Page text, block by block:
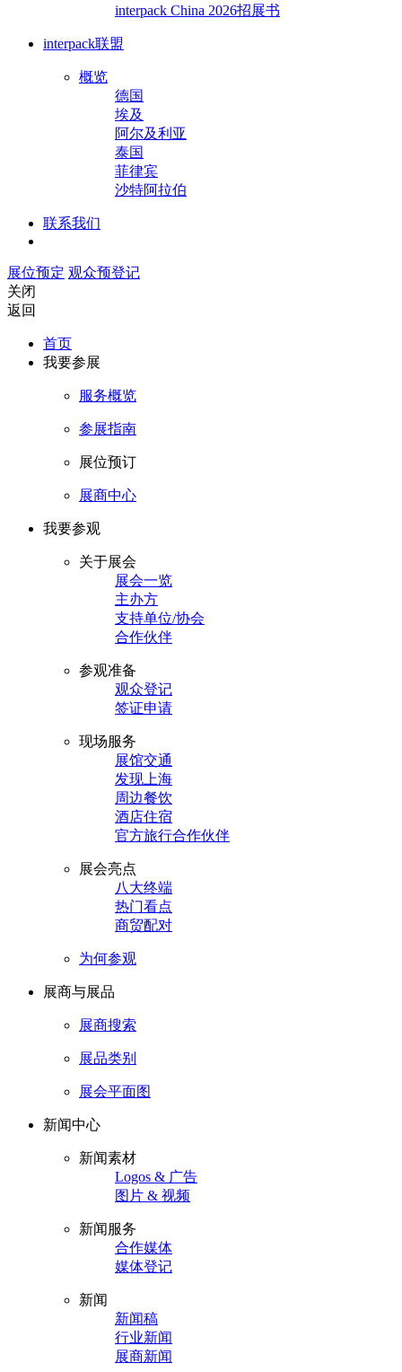
interpack China 2026招展书
interpack联盟
概览
德国
埃及
阿尔及利亚
泰国
菲律宾
沙特阿拉伯
联系我们
展位预定 观众预登记
关闭
返回
首页
我要参展
服务概览
参展指南
展位预订
展商中心
我要参观
关于展会
展会一览
主办方
支持单位/协会
合作伙伴
参观准备
观众登记
签证申请
现场服务
展馆交通
发现上海
周边餐饮
酒店住宿
官方旅行合作伙伴
展会亮点
八大终端
热门看点
商贸配对
为何参观
展商与展品
展商搜索
展品类别
展会平面图
新闻中心
新闻素材
Logos & 广告
图片 & 视频
新闻服务
合作媒体
媒体登记
新闻
新闻稿
行业新闻
展商新闻